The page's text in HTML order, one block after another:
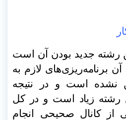
رشته جدید بودن آن است
برنامه‌ریزی‌های لازم به
نشده است و در نتیجه
رشته زیاد است و در کل
از کانال صحیحی انجام